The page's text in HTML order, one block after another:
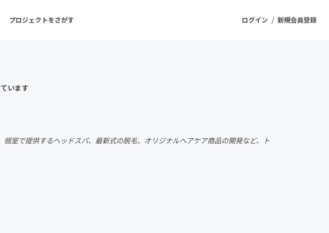
ログイン / 新規会員登録
プロジェクトをさがす
フード・飲食店
ファッション
います
個室で提供するヘッドスパ、最新式の脱毛、オリジナルヘアケア商品の開発など、ト